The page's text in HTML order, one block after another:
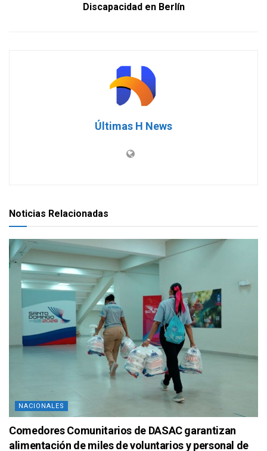
Discapacidad en Berlín
Últimas H News
Noticias Relacionadas
NACIONALES
Comedores Comunitarios de DASAC garantizan
alimentación de miles de voluntarios y personal de